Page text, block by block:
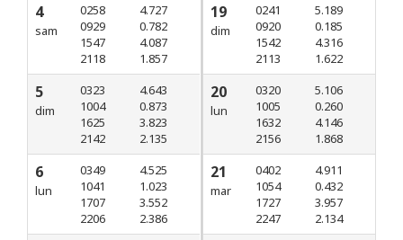
4
sam
0258
0929
1547
2118
4.727
0.782
4.087
1.857
5
dim
0323
1004
1625
2142
4.643
0.873
3.823
2.135
6
lun
0349
1041
1707
2206
4.525
1.023
3.552
2.386
19
dim
0241
0920
1542
2113
5.189
0.185
4.316
1.622
20
lun
0320
1005
1632
2156
5.106
0.260
4.146
1.868
21
mar
0402
1054
1727
2247
4.911
0.432
3.957
2.134